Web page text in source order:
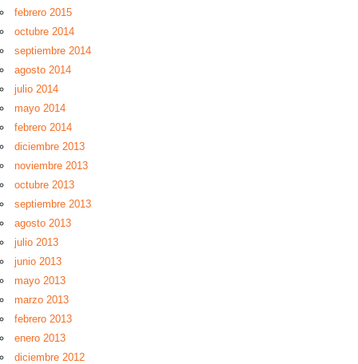
febrero 2015
octubre 2014
septiembre 2014
agosto 2014
julio 2014
mayo 2014
febrero 2014
diciembre 2013
noviembre 2013
octubre 2013
septiembre 2013
agosto 2013
julio 2013
junio 2013
mayo 2013
marzo 2013
febrero 2013
enero 2013
diciembre 2012